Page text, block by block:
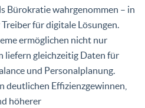
Bürokratie wahrgenommen – in
für digitale Lösungen.
ermöglichen nicht nur
liefern gleichzeitig Daten für
und Personalplanung.
deutlichen Effizienzgewinnen,
höherer